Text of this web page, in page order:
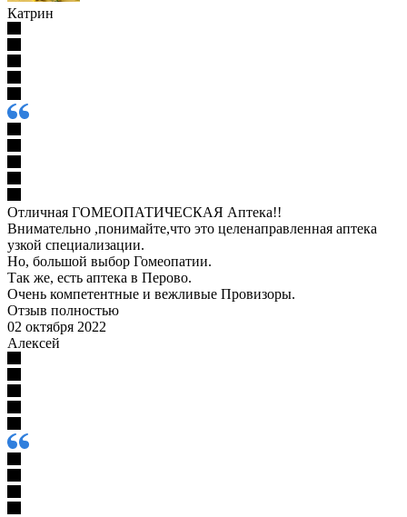
Катрин
Отличная ГОМЕОПАТИЧЕСКАЯ Аптека!!
Внимательно ,понимайте,что это целенаправленная аптека
узкой специализации.
Но, большой выбор Гомеопатии.
Так же, есть аптека в Перово.
Очень компетентные и вежливые Провизоры.
Отзыв полностью
02 октября 2022
Алексей